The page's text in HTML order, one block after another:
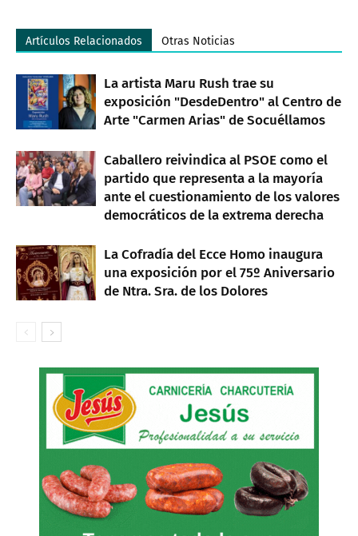
Artículos Relacionados Otras Noticias
La artista Maru Rush trae su
exposición "DesdeDentro" al Centro de
Arte "Carmen Arias" de Socuéllamos
Caballero reivindica al PSOE como el
partido que representa a la mayoría
ante el cuestionamiento de los valores
democráticos de la extrema derecha
La Cofradía del Ecce Homo inaugura
una exposición por el 75º Aniversario
de Ntra. Sra. de los Dolores